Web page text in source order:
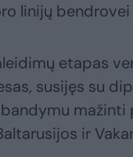
linijų bendrovei
etapas
susijęs su
mažinti
ir